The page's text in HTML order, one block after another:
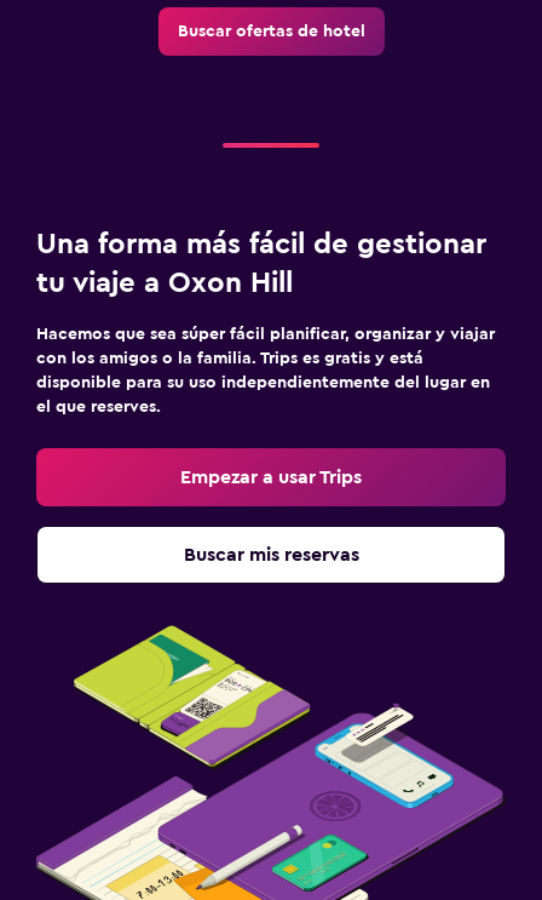
Buscar ofertas de hotel
Una forma más fácil de gestionar
tu viaje a Oxon Hill
Hacemos que sea súper fácil planificar, organizar y viajar
con los amigos o la familia. Trips es gratis y está
disponible para su uso independientemente del lugar en
el que reserves.
Empezar a usar Trips
Buscar mis reservas